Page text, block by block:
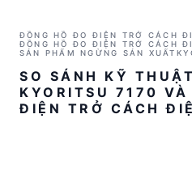
ĐỒNG HỒ ĐO ĐIỆN TRỞ CÁCH
(1000V/2GΩ)
ĐỒNG HỒ ĐO ĐIỆN TRỞ CÁCH
SẢN PHẨM NGỪNG SẢN XUẤT
SO SÁNH KỸ
KYORITSU 7170
ĐIỆN TRỞ CÁCH